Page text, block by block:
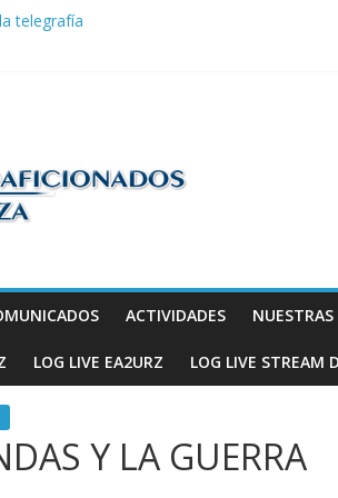
telegrafía
ACTIVIDADES NUESTRAS
LOG LIVE EA2URZ LOG LIVE STREAM
Y LA GUERRA